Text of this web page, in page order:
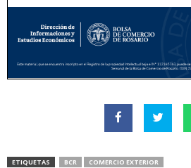
ETIQUETAS BCR COMERCIO EXTERIOR